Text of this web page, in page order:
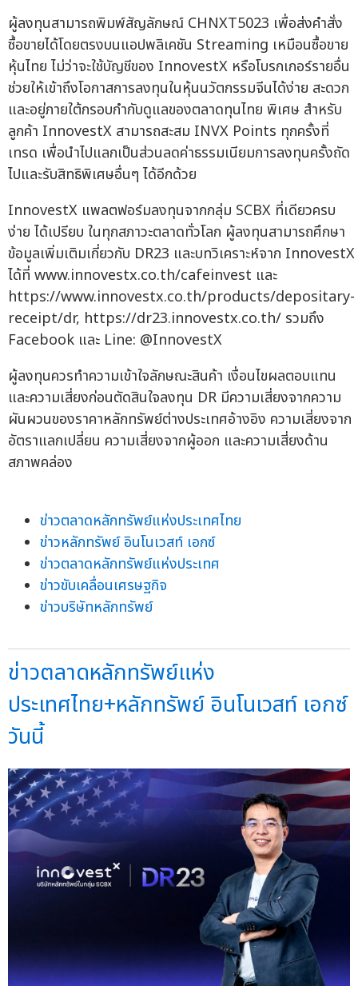
ผู้ลงทุนสามารถพิมพ์สัญลักษณ์ CHNXT5023 เพื่อส่งคำสั่ง
ซื้อขายได้โดยตรงบนแอปพลิเคชัน Streaming เหมือนซื้อขาย
หุ้นไทย ไม่ว่าจะใช้บัญชีของ InnovestX หรือโบรกเกอร์รายอื่น
ช่วยให้เข้าถึงโอกาสการลงทุนในหุ้นนวัตกรรมจีนได้ง่าย สะดวก
และอยู่ภายใต้กรอบกำกับดูแลของตลาดทุนไทย พิเศษ สำหรับ
ลูกค้า InnovestX สามารถสะสม INVX Points ทุกครั้งที่
เทรด เพื่อนำไปแลกเป็นส่วนลดค่าธรรมเนียมการลงทุนครั้งถัด
ไปและรับสิทธิพิเศษอื่นๆ ได้อีกด้วย
InnovestX แพลตฟอร์มลงทุนจากกลุ่ม SCBX ที่เดียวครบ
ง่าย ได้เปรียบ ในทุกสภาวะตลาดทั่วโลก ผู้ลงทุนสามารถศึกษา
ข้อมูลเพิ่มเติมเกี่ยวกับ DR23 และบทวิเคราะห์จาก InnovestX
ได้ที่ www.innovestx.co.th/cafeinvest และ
https://www.innovestx.co.th/products/depositary-
receipt/dr, https://dr23.innovestx.co.th/ รวมถึง
Facebook และ Line: @InnovestX
ผู้ลงทุนควรทำความเข้าใจลักษณะสินค้า เงื่อนไขผลตอบแทน
และความเสี่ยงก่อนตัดสินใจลงทุน DR มีความเสี่ยงจากความ
ผันผวนของราคาหลักทรัพย์ต่างประเทศอ้างอิง ความเสี่ยงจาก
อัตราแลกเปลี่ยน ความเสี่ยงจากผู้ออก และความเสี่ยงด้าน
สภาพคล่อง
ข่าวตลาดหลักทรัพย์แห่งประเทศไทย
ข่าวหลักทรัพย์ อินโนเวสท์ เอกซ์
ข่าวตลาดหลักทรัพย์แห่งประเทศ
ข่าวขับเคลื่อนเศรษฐกิจ
ข่าวบริษัทหลักทรัพย์
ข่าวตลาดหลักทรัพย์แห่ง
ประเทศไทย+หลักทรัพย์ อินโนเวสท์ เอกซ์
วันนี้